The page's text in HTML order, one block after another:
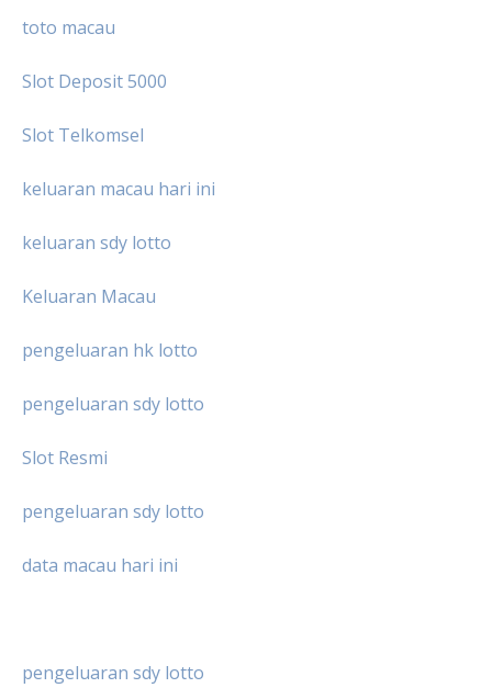
toto macau
Slot Deposit 5000
Slot Telkomsel
keluaran macau hari ini
keluaran sdy lotto
Keluaran Macau
pengeluaran hk lotto
pengeluaran sdy lotto
Slot Resmi
pengeluaran sdy lotto
data macau hari ini
pengeluaran sdy lotto